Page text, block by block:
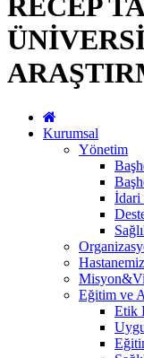
RECEP
Kurumsal
Yönetim
İdari
Eğitim ve
Etik